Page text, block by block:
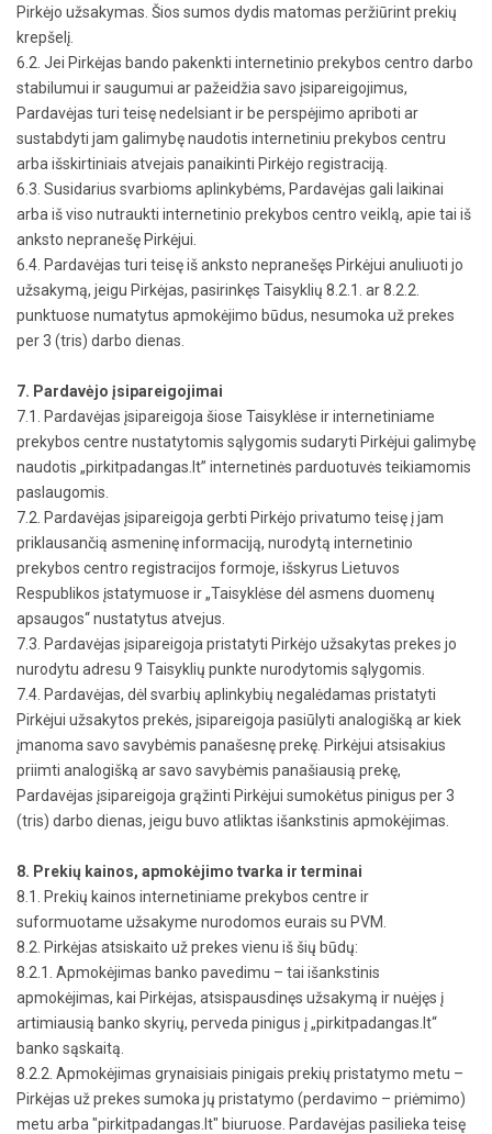
Pirkėjo užsakymas. Šios sumos dydis matomas peržiūrint prekių
krepšelį.
6.2. Jei Pirkėjas bando pakenkti internetinio prekybos centro darbo
stabilumui ir saugumui ar pažeidžia savo įsipareigojimus,
Pardavėjas turi teisę nedelsiant ir be perspėjimo apriboti ar
sustabdyti jam galimybę naudotis internetiniu prekybos centru
arba išskirtiniais atvejais panaikinti Pirkėjo registraciją.
6.3. Susidarius svarbioms aplinkybėms, Pardavėjas gali laikinai
arba iš viso nutraukti internetinio prekybos centro veiklą, apie tai iš
anksto nepranešę Pirkėjui.
6.4. Pardavėjas turi teisę iš anksto nepranešęs Pirkėjui anuliuoti jo
užsakymą, jeigu Pirkėjas, pasirinkęs Taisyklių 8.2.1. ar 8.2.2.
punktuose numatytus apmokėjimo būdus, nesumoka už prekes
per 3 (tris) darbo dienas.
7. Pardavėjo įsipareigojimai
7.1. Pardavėjas įsipareigoja šiose Taisyklėse ir internetiniame
prekybos centre nustatytomis sąlygomis sudaryti Pirkėjui galimybę
naudotis „pirkitpadangas.lt” internetinės parduotuvės teikiamomis
paslaugomis.
7.2. Pardavėjas įsipareigoja gerbti Pirkėjo privatumo teisę į jam
priklausančią asmeninę informaciją, nurodytą internetinio
prekybos centro registracijos formoje, išskyrus Lietuvos
Respublikos įstatymuose ir „Taisyklėse dėl asmens duomenų
apsaugos“ nustatytus atvejus.
7.3. Pardavėjas įsipareigoja pristatyti Pirkėjo užsakytas prekes jo
nurodytu adresu 9 Taisyklių punkte nurodytomis sąlygomis.
7.4. Pardavėjas, dėl svarbių aplinkybių negalėdamas pristatyti
Pirkėjui užsakytos prekės, įsipareigoja pasiūlyti analogišką ar kiek
įmanoma savo savybėmis panašesnę prekę. Pirkėjui atsisakius
priimti analogišką ar savo savybėmis panašiausią prekę,
Pardavėjas įsipareigoja grąžinti Pirkėjui sumokėtus pinigus per 3
(tris) darbo dienas, jeigu buvo atliktas išankstinis apmokėjimas.
8. Prekių kainos, apmokėjimo tvarka ir terminai
8.1. Prekių kainos internetiniame prekybos centre ir
suformuotame užsakyme nurodomos eurais su PVM.
8.2. Pirkėjas atsiskaito už prekes vienu iš šių būdų:
8.2.1. Apmokėjimas banko pavedimu – tai išankstinis
apmokėjimas, kai Pirkėjas, atsispausdinęs užsakymą ir nuėjęs į
artimiausią banko skyrių, perveda pinigus į „pirkitpadangas.lt“
banko sąskaitą.
8.2.2. Apmokėjimas grynaisiais pinigais prekių pristatymo metu –
Pirkėjas už prekes sumoka jų pristatymo (perdavimo – priėmimo)
metu arba "pirkitpadangas.lt" biuruose. Pardavėjas pasilieka teisę